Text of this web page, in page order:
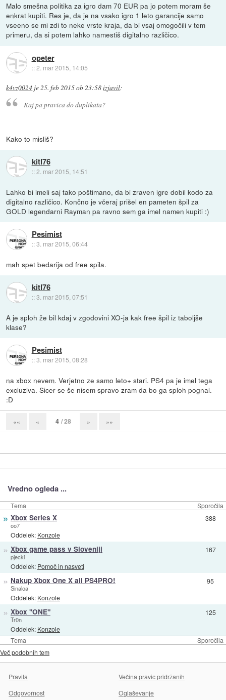
Malo smešna politika za igro dam 70 EUR pa jo potem moram še
enkrat kupiti. Res je, da je na vsako igro 1 leto garancije samo
vseeno se mi zdi to neke vrste kraja, da bi vsaj omogočili v tem
primeru, da si potem lahko namestiš digitalno različico.
opeter
::2. mar 2015, 14:05
k4vz0024 je25. feb 2015 ob 23:58izjavil:
Kaj pa pravica do duplikata?
Kako to misliš?
kitl76
::2. mar 2015, 14:51
Lahko bi imeli saj tako poštimano, da bi zraven igre dobil kodo za
digitalno različico. Končno je včeraj prišel en pameten špil za
GOLD legendarni Rayman pa ravno sem ga imel namen kupiti :)
Pesimist
::3. mar 2015, 06:44
mah spet bedarija od free spila.
kitl76
::3. mar 2015, 07:51
A je sploh že bil kdaj v zgodovini XO-ja kak free špil iz taboljše
klase?
Pesimist
::3. mar 2015, 08:28
na xbox nevem. Verjetno ze samo leto+ stari. PS4 pa je imel tega
excluziva. Sicer se še nisem spravo zram da bo ga sploh pognal.
:D
«« « 4 / 28 » »»
Vredno ogleda ...
Tema Sporočila
Tema Sporočila
» Xbox Series X
oo7
Oddelek: Konzole
388
» Xbox game pass v Sloveniji
pjecki
Oddelek: Pomoč in nasveti
167
» Nakup Xbox One X ali PS4PRO!
Sinaloa
Oddelek: Konzole
95
» Xbox "ONE"
Tr0n
Oddelek: Konzole
125
Več podobnih tem
Pravila
Večina pravic pridržanih
Odgovornost
Oglaševanje